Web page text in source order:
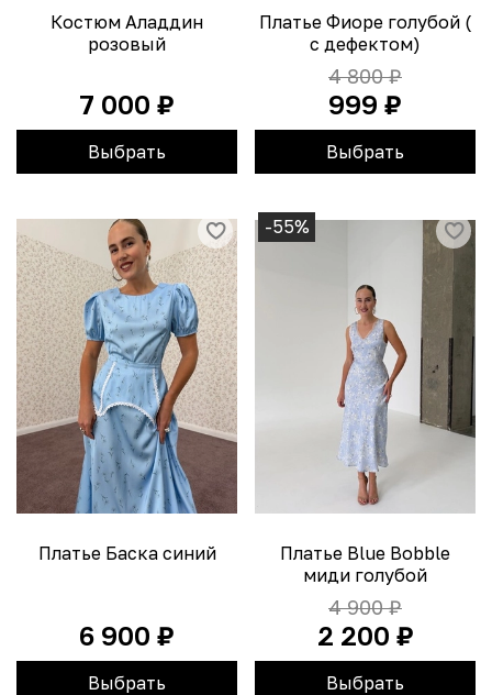
Костюм Аладдин
розовый
7 000 ₽
Выбрать
Платье Фиоре голубой (
с дефектом)
4 800 ₽
999 ₽
Выбрать
Платье Баска синий
6 900 ₽
Выбрать
-55%
Платье Blue Bobble
миди голубой
4 900 ₽
2 200 ₽
Выбрать